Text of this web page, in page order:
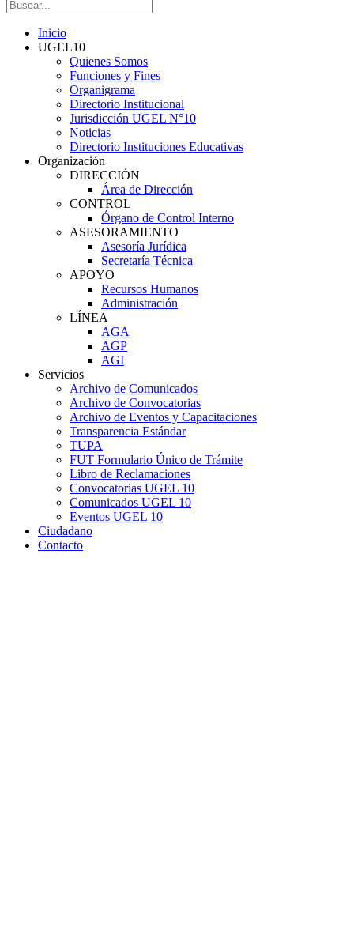
Inicio
UGEL10
Quienes Somos
Funciones y Fines
Organigrama
Directorio Institucional
Jurisdicción UGEL N°10
Noticias
Directorio Instituciones Educativas
Organización
DIRECCIÓN
Área de Dirección
CONTROL
Órgano de Control Interno
ASESORAMIENTO
Asesoría Jurídica
Secretaría Técnica
APOYO
Recursos Humanos
Administración
LÍNEA
AGA
AGP
AGI
Servicios
Archivo de Comunicados
Archivo de Convocatorias
Archivo de Eventos y Capacitaciones
Transparencia Estándar
TUPA
FUT Formulario Único de Trámite
Libro de Reclamaciones
Convocatorias UGEL 10
Comunicados UGEL 10
Eventos UGEL 10
Ciudadano
Contacto